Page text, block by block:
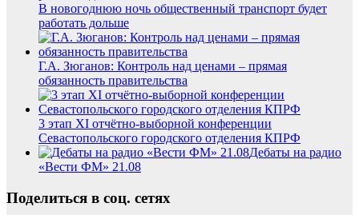
В новогоднюю ночь общественный транспорт будет
работать дольше
Г.А. Зюганов: Контроль над ценами – прямая
обязанность правительства
3 этап XI отчётно-выборной конференции
Севастопольского городского отделения КПРФ
Дебаты на радио
«Вести ФМ» 21.08
Поделиться в соц. сетях